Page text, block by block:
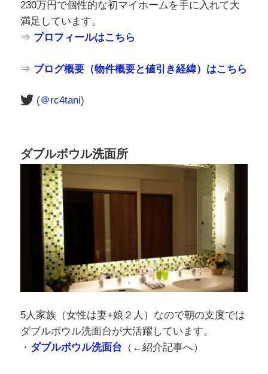
(＠rc4tani)
ダブルボウル洗面所
5人家族（女性は妻+娘２人）なので朝の支度では
ダブルボウル洗面台が大活躍しています。
ダブルボウル洗面台 （←紹介記事へ）
ホームジムで筋トレ